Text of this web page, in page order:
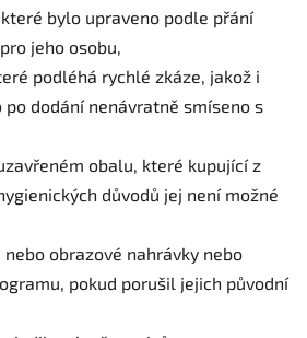
bylo upraveno podle přání
jeho osobu,
podléhá rychlé zkáze, jakož i
dodání nenávratně smíseno s
obalu, které kupující z
důvodů jej není možné
nebo obrazové nahrávky nebo
pokud porušil jejich původní